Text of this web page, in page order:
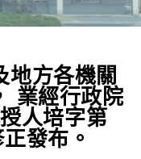
地方各機關
業經行政院
人培字第
發布。